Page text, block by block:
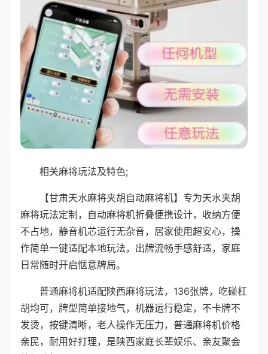
相关麻将玩法及特色;
【甘肃天水麻将夹胡自动麻将机】专为天水夹胡
麻将玩法定制，自动麻将机折叠便携设计，收纳方便
不占地，静音机芯运行无杂音，居家使用超安心，操
作简单一键适配本地玩法，出牌流畅手感舒适，家庭
日常随时开启惬意牌局。
普通麻将机适配陕西麻将玩法，136张牌，吃碰杠
胡均可，牌型简单接地气，机器运行稳定，不卡牌不
发烫，按键清晰，老人操作无压力，普通麻将机价格
亲民，耐用好打理，是陕西家庭长辈娱乐、亲友聚会